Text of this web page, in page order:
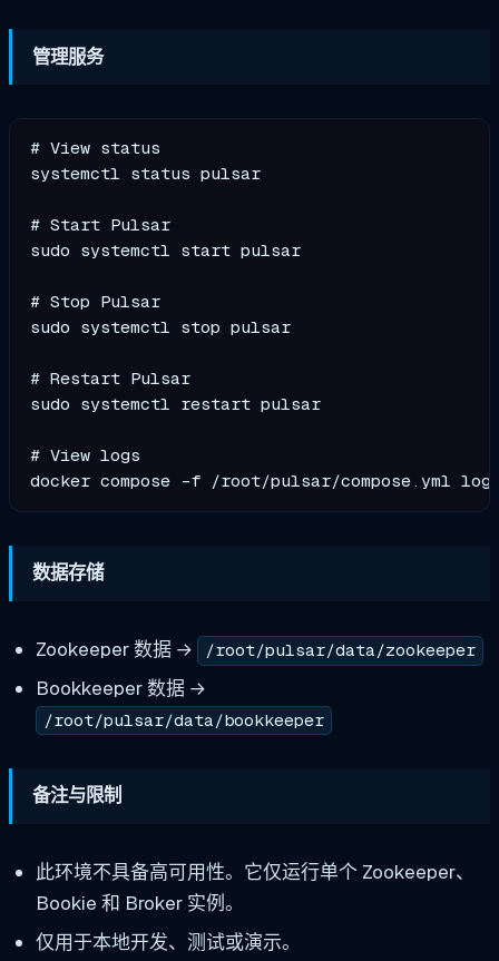
管理服务
# View status
systemctl status pulsar
# Start Pulsar
sudo systemctl start pulsar
# Stop Pulsar
sudo systemctl stop pulsar
# Restart Pulsar
sudo systemctl restart pulsar
# View logs
数据存储
Zookeeper 数据 → /root/pulsar/data/zookeeper
Bookkeeper 数据 →
/root/pulsar/data/bookkeeper
备注与限制
此环境不具备高可用性。它仅运行单个 Zookeeper、
Bookie 和 Broker 实例。
仅用于本地开发、测试或演示。